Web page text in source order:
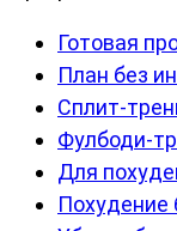
Готовая
План без
Сплит-
Фулбоди-
Для
Похудение